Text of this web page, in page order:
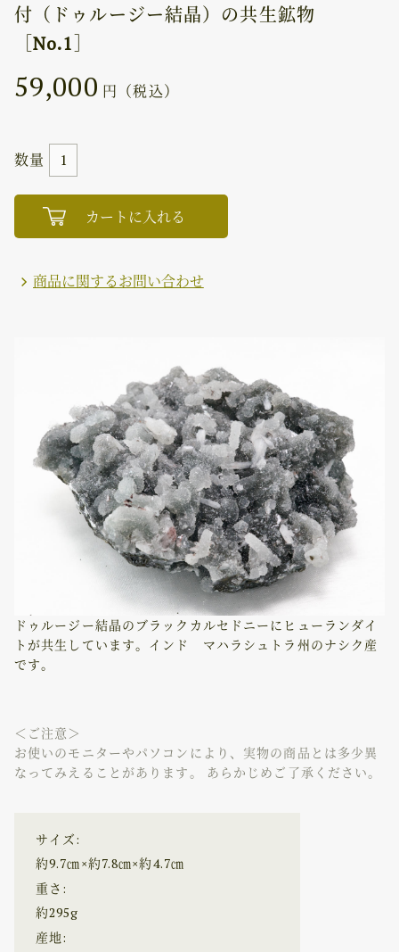
付（ドゥルージー結晶）の共生鉱物
［No.1］
59,000 円（税込）
数量
ドゥルージー結晶のブラックカルセドニーにヒューランダイ
トが共生しています。 インド マハラシュトラ州のナシク産
です。
＜ご注意＞
お使いのモニターやパソコンにより、実物の商品とは多少異
なってみえることがあります。 あらかじめご了承ください。
サイズ:
約9.7㎝×約7.8㎝×約4.7㎝
重さ:
約295g
産地: